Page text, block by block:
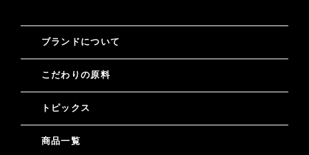
ブランドについて
こだわりの原料
トピックス
商品一覧